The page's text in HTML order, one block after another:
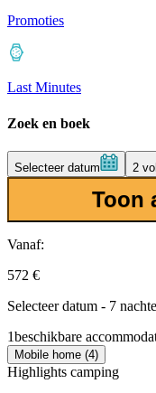
Promoties
Last Minutes
Zoek en boek
Selecteer datum 2
Toon
Vanaf:
572 €
Selecteer datum - 7
1beschikbare
Mobile home (4)
Highlights camping